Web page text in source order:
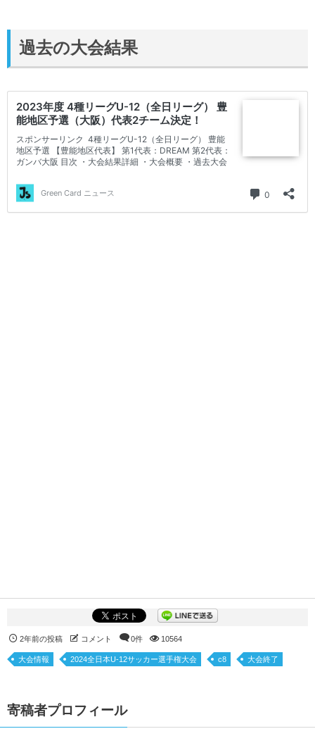
過去の大会結果
2年前の投稿 コメント 0件 10564
大会情報 2024全日本U-12サッカー選手権大会 c8 大会終了
寄稿者プロフィール